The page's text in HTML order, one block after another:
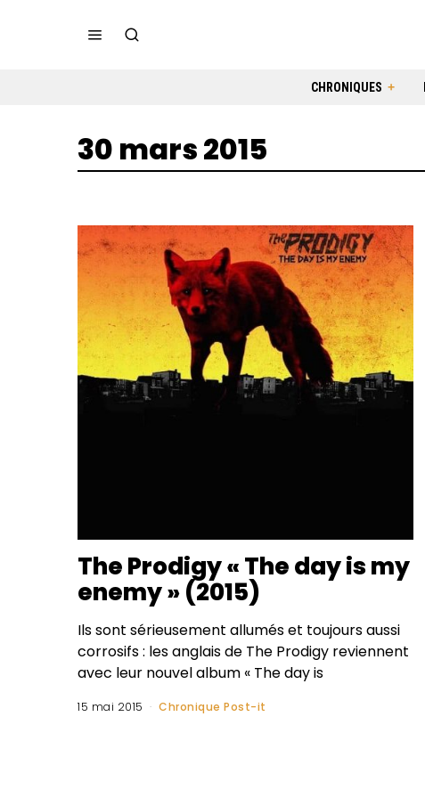
CHRONIQUES
30 mars 2015
The Prodigy « The day is my
enemy » (2015)
Ils sont sérieusement allumés et toujours aussi
corrosifs : les anglais de The Prodigy reviennent
avec leur nouvel album « The day is
15 mai 2015 Chronique Post-it